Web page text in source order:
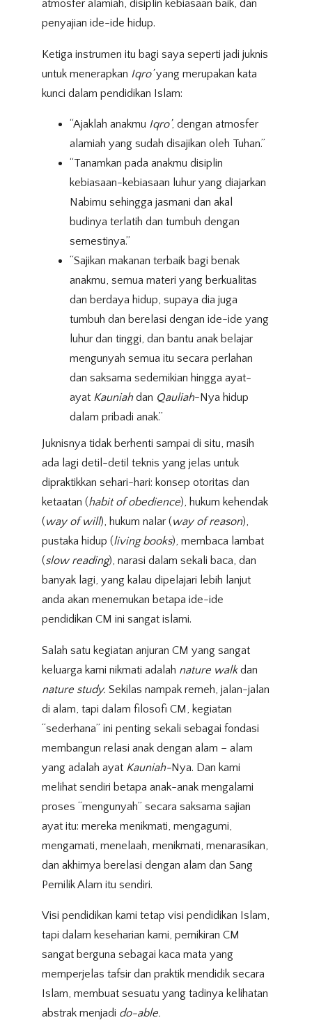
atmosfer alamiah, disiplin kebiasaan baik, dan
penyajian ide-ide hidup.
Ketiga instrumen itu bagi saya seperti jadi juknis
untuk menerapkan Iqro’yang merupakan kata
kunci dalam pendidikan Islam:
“Ajaklah anakmu Iqro’, dengan atmosfer
alamiah yang sudah disajikan oleh Tuhan.”
“Tanamkan pada anakmu disiplin
kebiasaan-kebiasaan luhur yang diajarkan
Nabimu sehingga jasmani dan akal
budinya terlatih dan tumbuh dengan
semestinya.”
“Sajikan makanan terbaik bagi benak
anakmu, semua materi yang berkualitas
dan berdaya hidup, supaya dia juga
tumbuh dan berelasi dengan ide-ide yang
luhur dan tinggi, dan bantu anak belajar
mengunyah semua itu secara perlahan
dan saksama sedemikian hingga ayat-
ayat Kauniahdan Qauliah-Nya hidup
dalam pribadi anak.”
Juknisnya tidak berhenti sampai di situ, masih
ada lagi detil-detil teknis yang jelas untuk
dipraktikkan sehari-hari: konsep otoritas dan
ketaatan (habit of obedience), hukum kehendak
(way of will), hukum nalar (way of reason),
pustaka hidup (living books), membaca lambat
(slow reading), narasi dalam sekali baca, dan
banyak lagi, yang kalau dipelajari lebih lanjut
anda akan menemukan betapa ide-ide
pendidikan CM ini sangat islami.
Salah satu kegiatan anjuran CM yang sangat
keluarga kami nikmati adalah nature walkdan
nature study. Sekilas nampak remeh, jalan-jalan
di alam, tapi dalam filosofi CM, kegiatan
“sederhana” ini penting sekali sebagai fondasi
membangun relasi anak dengan alam – alam
yang adalah ayat Kauniah-Nya. Dan kami
melihat sendiri betapa anak-anak mengalami
proses “mengunyah” secara saksama sajian
ayat itu: mereka menikmati, mengagumi,
mengamati, menelaah, menikmati, menarasikan,
dan akhirnya berelasi dengan alam dan Sang
Pemilik Alam itu sendiri.
Visi pendidikan kami tetap visi pendidikan Islam,
tapi dalam keseharian kami, pemikiran CM
sangat berguna sebagai kaca mata yang
memperjelas tafsir dan praktik mendidik secara
Islam, membuat sesuatu yang tadinya kelihatan
abstrak menjadi do-able.